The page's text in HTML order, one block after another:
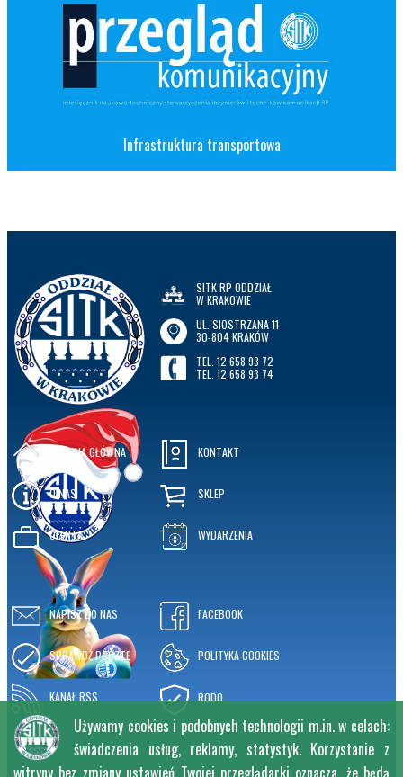
Infrastruktura transportowa
SITK RP ODDZIAŁ
W KRAKOWIE
UL. SIOSTRZANA 11
30-804 KRAKÓW
TEL. 12 658 93 72
TEL. 12 658 93 74
STRONA GŁÓWNA
O NAS
OFERTA
KONTAKT
SKLEP
WYDARZENIA
NAPISZ DO NAS
SPRAWDŹ POCZTĘ
KANAŁ RSS
FACEBOOK
POLITYKA COOKIES
RODO
Używamy cookies i podobnych technologii m.in. w celach:
świadczenia usług, reklamy, statystyk. Korzystanie z
witryny bez zmiany ustawień Twojej przeglądarki oznacza, że będą